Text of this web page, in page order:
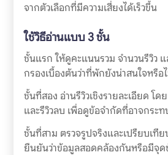
จากตัวเลือกที่มีความเสี่ยงได้เร็วขึ้น
ใช้วิธีอ่านแบบ 3 ชั้น
ชั้นแรก ให้ดูคะแนนรวม จำนวนรีวิว แ
กรองเบื้องต้นว่าที่พักยังน่าสนใจหรือ
ชั้นที่สอง อ่านรีวิวเชิงรายละเอียด โด
และรีวิวลบ เพื่อดูข้อจำกัดที่อาจกร
ชั้นที่สาม ตรวจรูปจริงและเปรียบเที
ยืนยันว่าข้อมูลสอดคล้องกันหรือมีจุ